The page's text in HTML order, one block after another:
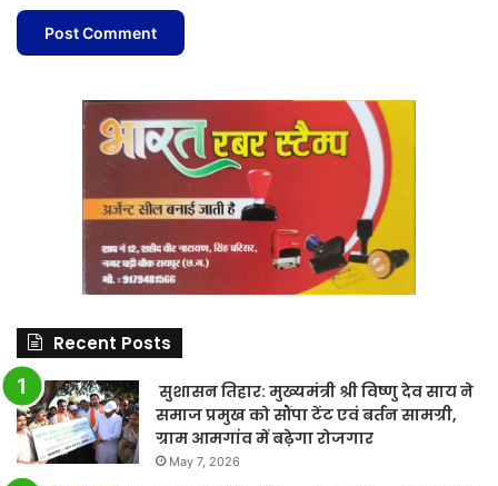
Recent Posts
सुशासन तिहार: मुख्यमंत्री श्री विष्णु देव साय ने
समाज प्रमुख को सौंपा टेंट एवं बर्तन सामग्री,
ग्राम आमगांव में बढ़ेगा रोजगार
May 7, 2026